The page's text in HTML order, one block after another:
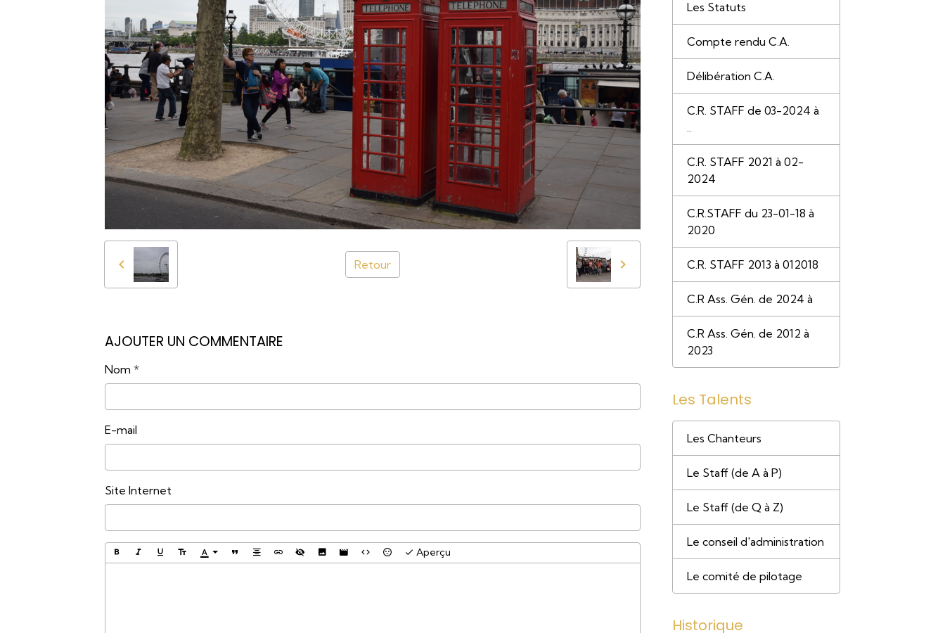
Retour
AJOUTER UN COMMENTAIRE
Nom
E-mail
Site Internet
Aperçu
Les Statuts
Compte rendu C.A.
Délibération C.A.
C.R. STAFF de 03-2024 à
..
C.R. STAFF 2021 à 02-
2024
C.R.STAFF du 23-01-18 à
2020
C.R. STAFF 2013 à 012018
C.R Ass. Gén. de 2024 à
C.R Ass. Gén. de 2012 à
2023
Les Talents
Les Chanteurs
Le Staff (de A à P)
Le Staff (de Q à Z)
Le conseil d'administration
Le comité de pilotage
Historique